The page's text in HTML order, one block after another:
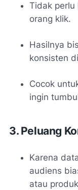
Tidak perlu
orang klik.
Hasilnya
konsisten
Cocok
ingin
3. Peluang
Karena
audiens
atau